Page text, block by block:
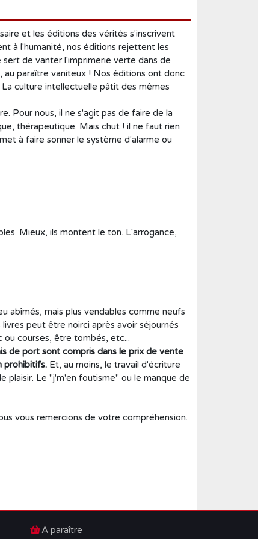
et les éditions des vérités s'inscrivent
à l'humanité, nos éditions rejettent les
sert de vanter l'imprimerie verte dans de
au paraître vaniteux ! Nos éditions ont donc
culture intellectuelle pâtit des mêmes
Pour nous, il ne s'agit pas de faire de la
thérapeutique. Mais chut ! il ne faut rien
à faire sonner le système d'alarme ou
Mieux, ils montent le ton. L'arrogance,
abîmés, mais plus vendables comme neufs
peut être noirci après avoir séjournés
ou courses, être tombés, etc...
de port sont compris dans le prix de vente
prohibitifs. Et, au moins, le travail d'écriture
plaisir. Le "j'm'en foutisme" ou le manque de
vous remercions de votre compréhension.
A paraître